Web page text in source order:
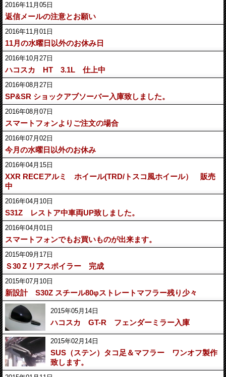
2016年11月05日
返信メールの注意とお願い
2016年11月01日
11月の水曜日以外のお休み日
2016年10月27日
ハコスカ HT 3.1L 仕上中
2016年08月27日
SP&SR ショックアブソーバー入庫致しました。
2016年08月07日
スマートフォンよりご注文の場合
2016年07月02日
今月の水曜日以外のお休み
2016年04月15日
XXR RECEアルミ ホイール(TRD/トスコ風ホイール） 販売
中
2016年04月10日
S31Z レストア中車両UP致しました。
2016年04月01日
スマートフォンでもお買いものが出来ます。
2015年09月17日
Ｓ30Ｚリアスポイラー 完成
2015年07月10日
新設計 S30Z スチール80φストレートマフラー残り少々
2015年05月14日
ハコスカ GT-R フェンダーミラー入庫
2015年02月14日
SUS（ステン）タコ足＆マフラー ワンオフ製作
致します。